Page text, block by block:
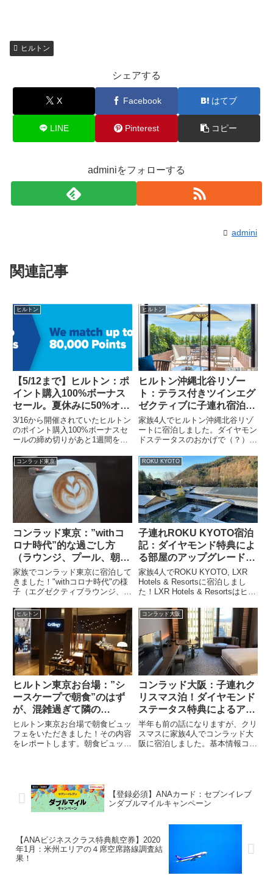
ヒルトン
シェアする
X Facebook はてブ
LINE Pinterest コピー
adminiをフォローする
admini
関連記事
ヒルトン
【5/12まで】ヒルトン：ポ
イント購入100%ボーナス
セール。夏休みに50%オフ
で宿泊！
3/16から開催されていたヒルトン
のポイント購入100%ボーナスセ
ールの締め切りがあと1週間を切
から。（ヒルトンHPから抜
粋）・日本時間の2021/5/12の14
時まで・5,000ポイント以上の購
入で100%ポ...
ヒルトン
ヒルトン沖縄北谷リゾー
ト：テラス付きツインエグ
ゼクティブに子連れ宿泊。
テラスは開放的！
家族4人でヒルトン沖縄北谷リゾ
ートに宿泊しました。ダイヤモン
ドステータスのおかげで（？）テ
アップグレードしてもらえまし
た。テラスはとても開放的でし
た。テラス付きツインエグゼクテ
ィブは低層階になってしまいます
が、...
コンラッド東京
コンラッド東京：”withコ
ロナ時代”的な過ごし方
（ラウンジ、プール、朝
食）
家族でコンラッド東京に宿泊して
きました！"withコロナ時代"の様
子（エグゼクティブラウンジ、プ
エグゼクティブラウンジエグゼク
ティブフロアへの宿泊者またはヒ
ルトンダイヤモンド会員は無料で
利用することができます。...
ROKU KYOTO
子連れROKU KYOTO宿泊
記：ダイヤモンド特典によ
る部屋のアップグレードは
如何に！？
家族4人でROKU KYOTO, LXR
Hotels & Resortsに宿泊しまし
た！LXR Hotels & Resortsはヒル
リーブランド」という位置付けに
なっています。そのポジション通
り、建物や部屋...
ヒルトン
ヒルトン東京お台場：”シ
ースケープで朝食”のはず
が、混雑過ぎて隣の
Grillogyが朝食会場になっ
たよ。ゴールド会員/ダイ
ヤモンド会員は朝食無料！
ヒルトン東京お台場で朝食ビュッ
フェをいただきました！その内容
をレポートします。朝食ビュッフ
場所 シースケープ（フロントと
同じ2階）...
コンラッド大阪
コンラッド大阪：子連れク
リスマス泊！ダイヤモンド
ステータス特典によるアッ
プグレードは如何に？
半年も前の話になりますが、クリ
スマスに家族4人でコンラッド大
阪に宿泊しました。基本情報コン
ッド東京には何回か宿泊したこ
と...
【登録必須】ANAカード：セブンイレブ
ンダブルマイルキャンペーン
【ANAビジネスクラス特典航空券】2020
年1月：米州エリアの４席空席路線調査結
果！